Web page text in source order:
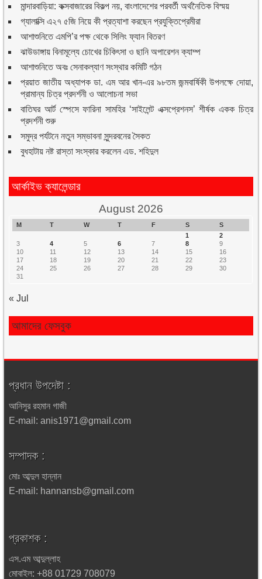
মান্দারবাড়িয়া: কক্সবাজারের বিকল্প নয়, বাংলাদেশের পরবর্তী অর্থনৈতিক বিস্ময়
গ্যালাক্সি এ২৭ ৫জি নিয়ে কী প্রত্যাশা করছেন প্রযুক্তিপ্রেমীরা
আশাশুনিতে এমপি’র পক্ষ থেকে সিলিং ফ্যান বিতরণ
ঝাউডাঙ্গায় বিনামূল্যে চোখের চিকিৎসা ও ছানি অপারেশন ক্যাম্প
আশাশুনিতে অবঃ সেনাকল্যাণ সংস্থার কমিটি গঠন
প্রয়াত জাতীয় অধ্যাপক ডা. এম আর খান-এর ৯৮তম জন্মবার্ষিকী উপলক্ষে দোয়া,
প্রামান্য চিত্র প্রদর্শনী ও আলোচনা সভা
বাতিঘর আর্ট স্পেসে ফারিনা সামহির ‘সাইলেন্ট এক্সপ্রেশনস’ শীর্ষক একক চিত্র
প্রদর্শনী শুরু
সমুদ্র পর্যটনে নতুন সম্ভাবনা সুন্দরবনের সৈকত
বুধহাটায় নষ্ট রাস্তা সংস্কার করলেন এড. শহিদুল
আর্কাইভ ক্যালেন্ডার
August 2026
M T W T F S
S
1
2
3
4 5 6 7 8
9
10
11 12 13 14 15
16
17
18 19 20 21 22
23
24
25 26 27 28 29
30
31
« Jul
আমাদের ফেসবুক
প্রধান উপদেষ্টা :
আনিসুর রহমান গাজী
E-mail: anis1971@gmail.com
সম্পাদক :
মোঃ আব্দুল হান্নান
E-mail: hannansb@gmail.com
প্রকাশক :
এস.এম আব্দুল্লাহ
মোবাইল: +88 01729 708079